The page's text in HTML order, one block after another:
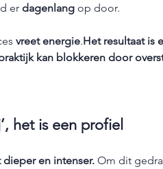
er dagenlang op door.
vreet energie.Het resultaat is
kan blokkeren door
het is een profiel
en intenser. Om dit